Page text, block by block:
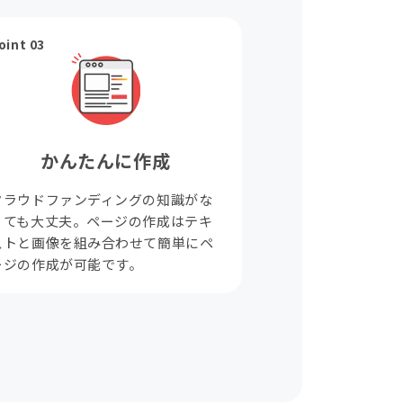
03
かんたんに作成
ラウドファンディングの知識がな
ても大丈夫。ページの作成はテキ
トと画像を組み合わせて簡単にペ
の作成が可能です。